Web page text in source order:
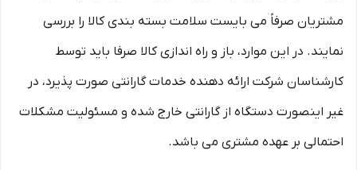
مشتریان صرفاً می بایست سلامت بسته بندی کالا را بررسی
نمایند. در این موارد، باز و راه اندازی کالا صرفا باید توسط
کارشناسان شرکت ارائه دهنده خدمات گارانتی صورت پذیرد، در
غیر اینصورت دستگاه از گارانتی خارج شده و مسئولیت مشکلات
احتمالی بر عهده مشتری می باشد.